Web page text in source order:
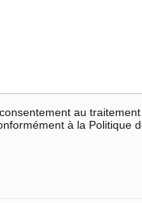
au
à la Politique